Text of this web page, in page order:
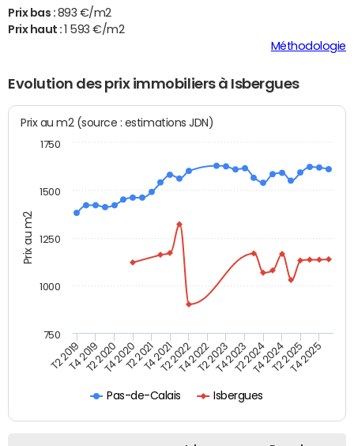
Prix bas : 893 €/m2
Prix haut :
1 593 €/m2
Méthodologie
Evolution des prix immobiliers à Isbergues
Prix au m2
Prix au m2 (source : estimations JDN)
Pas-de-Calais Isbergues
T2 2019T4 2019T2 2020T4 2020T2 2021T4 2021T2 2022T4 2022T2 2023T4 2023T2 2024T4 2024T2 2025T4 2025
1000
750
1250
1500
1750